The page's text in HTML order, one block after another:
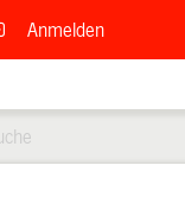
Anmelden